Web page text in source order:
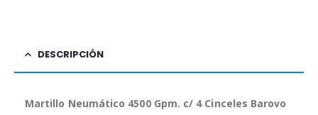
DESCRIPCIÓN
Martillo Neumático 4500 Gpm. c/ 4 Cinceles Barovo